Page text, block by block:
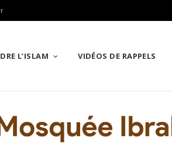
L’ISLAM VIDÉOS DE RAPPELS